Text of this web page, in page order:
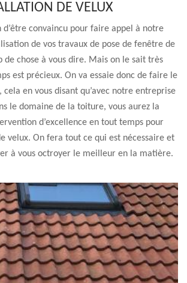
DE VELUX
d’être convaincu pour faire appel à notre
de vos travaux de pose de fenêtre de
de chose à vous dire. Mais on le sait très
est précieux. On va essaie donc de faire le
cela en vous disant qu’avec notre entreprise
le domaine de la toiture, vous aurez la
d’excellence en tout temps pour
velux. On fera tout ce qui est nécessaire et
à vous octroyer le meilleur en la matière.